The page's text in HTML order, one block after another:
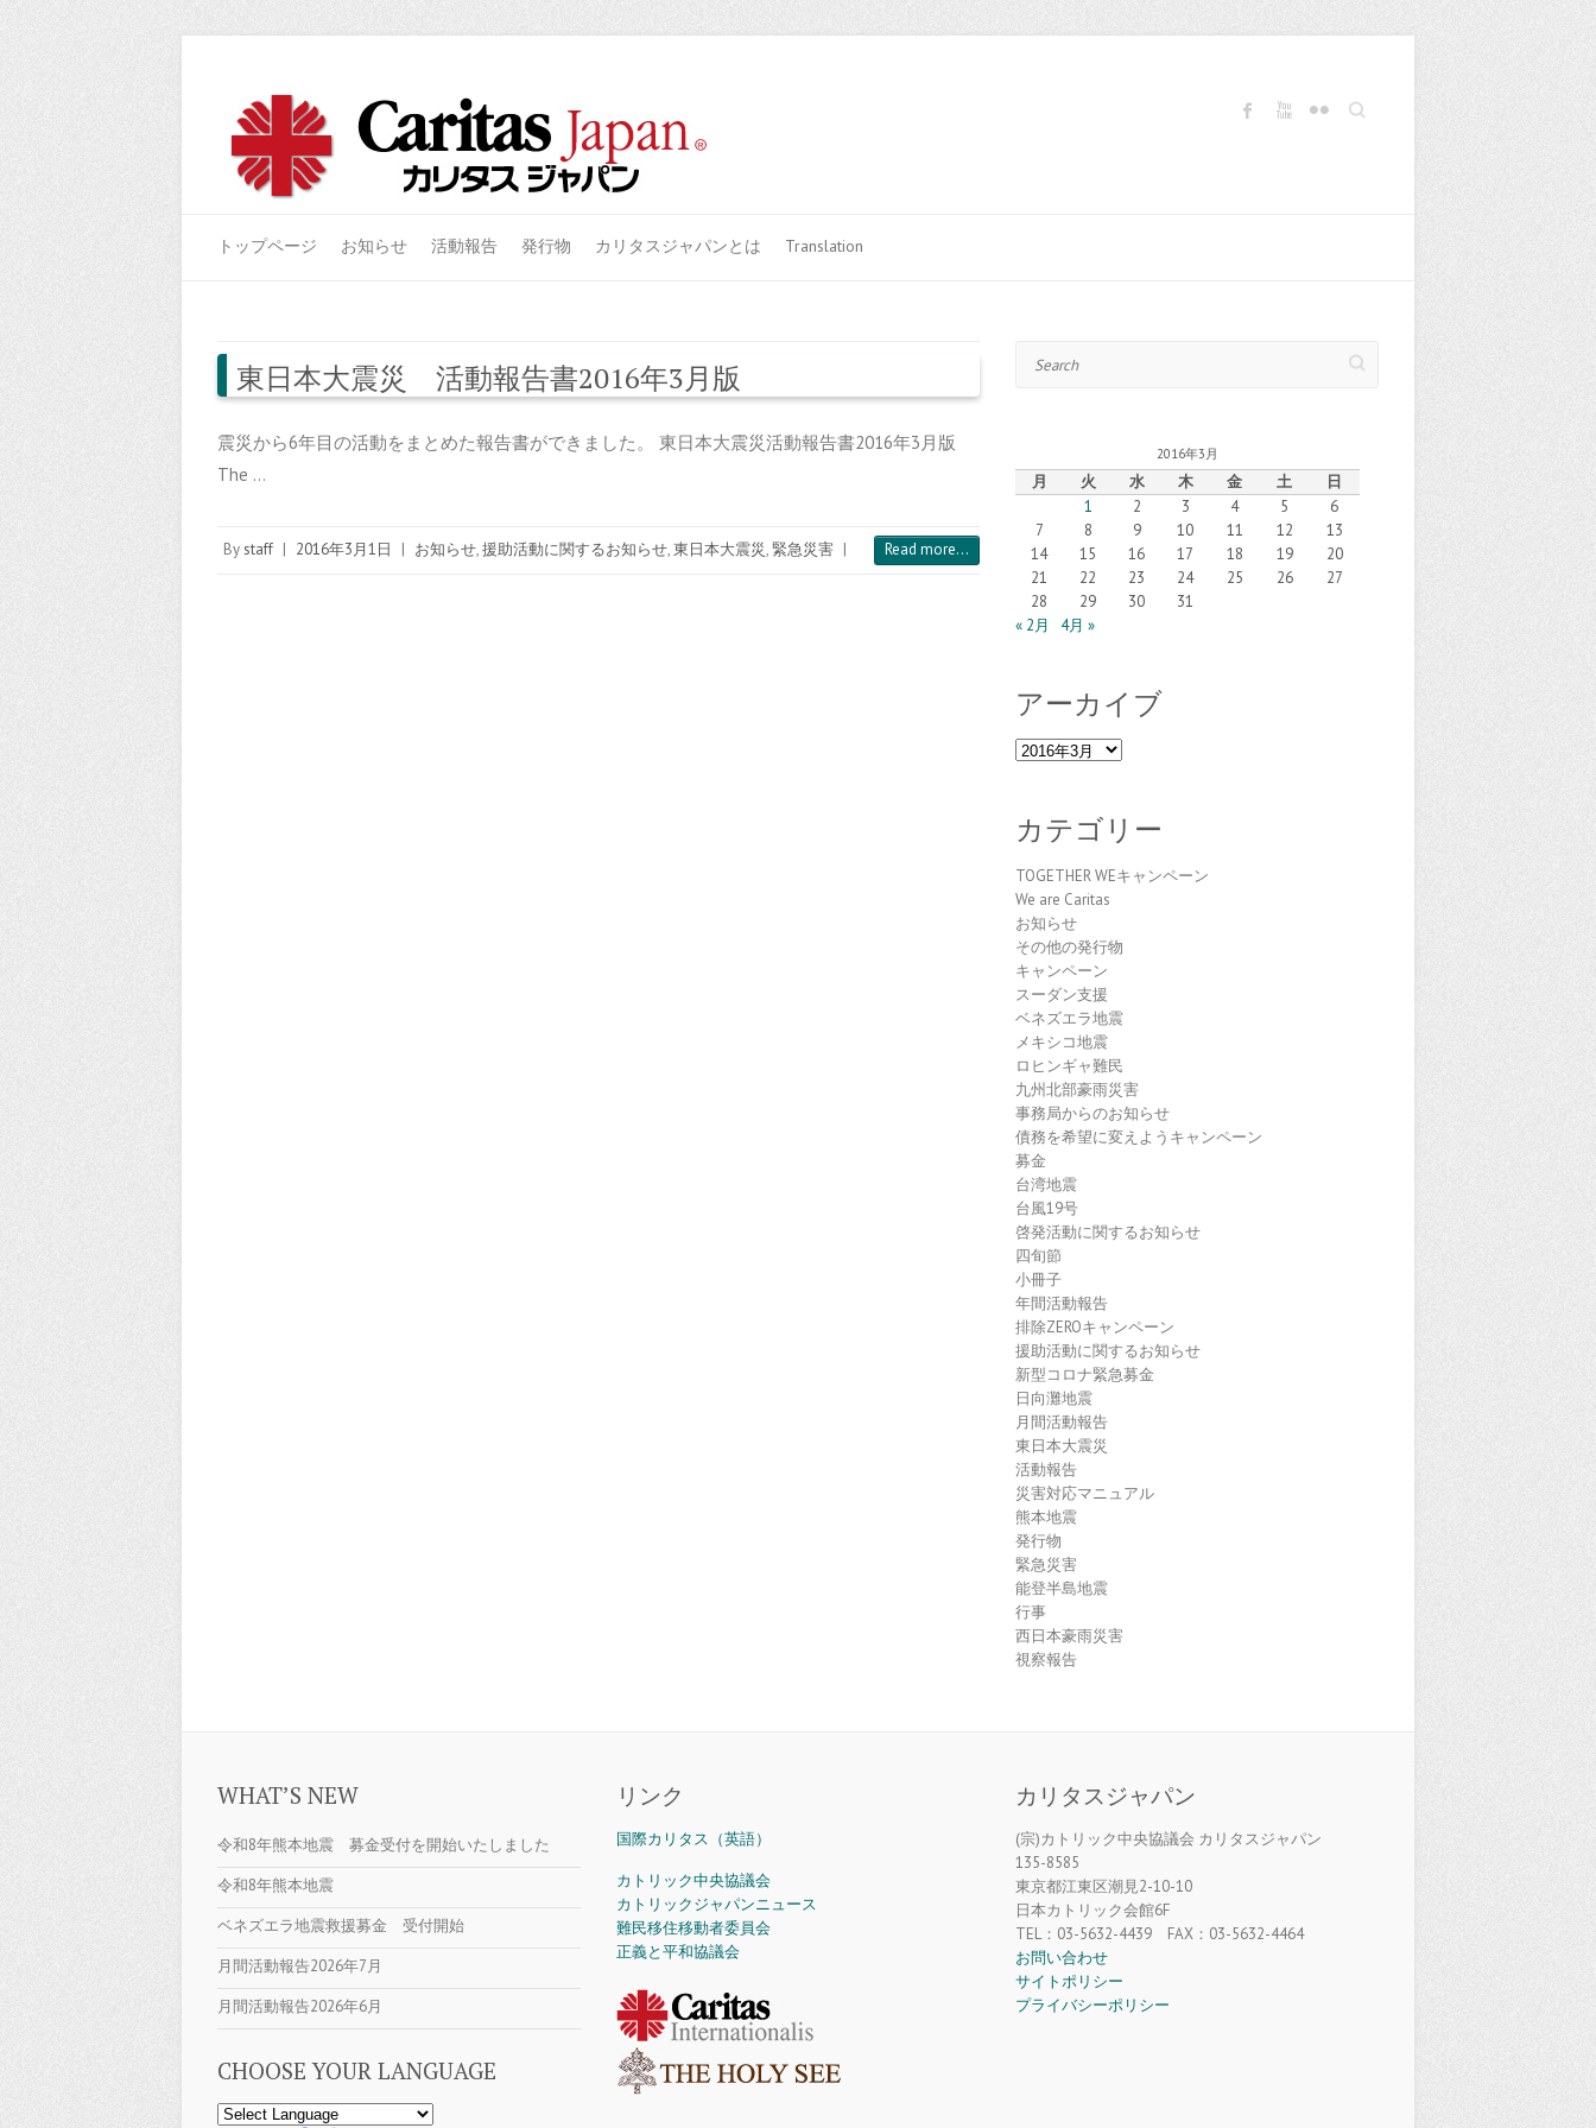
Search
トップページ お知らせ 活動報告 発行物 カリタスジャパンとは Translation
東日本大震災 活動報告書2016年3月版
震災から6年目の活動をまとめた報告書ができました。 東日本大震災活動報告書2016年3月版
The …
Bystaff | 2016年3月1日 | お知らせ,援助活動に関するお知らせ,東日本大震災,緊急災害 | Read more...
2016年3月
月 火 水 木 金 土
日
1
2 3 4 5
6
7
8 9 10 11 12
13
14
15 16 17 18 19
20
21
22 23 24 25 26
27
28
29 30
31
« 2月
4月 »
アーカイブ
ア
イ
ブ
カテゴリー
TOGETHER WEキャンペーン
We are Caritas
お知らせ
その他の発行物
キャンペーン
スーダン支援
ベネズエラ地震
メキシコ地震
ロヒンギャ難民
九州北部豪雨災害
事務局からのお知らせ
債務を希望に変えようキャンペーン
募金
台湾地震
台風19号
啓発活動に関するお知らせ
四旬節
小冊子
年間活動報告
排除ZEROキャンペーン
援助活動に関するお知らせ
新型コロナ緊急募金
日向灘地震
月間活動報告
東日本大震災
活動報告
災害対応マニュアル
熊本地震
発行物
緊急災害
能登半島地震
行事
西日本豪雨災害
視察報告
WHAT’S NEW
令和8年熊本地震 募金受付を開始いたしました
令和8年熊本地震
ベネズエラ地震救援募金 受付開始
月間活動報告2026年7月
月間活動報告2026年6月
CHOOSE YOUR LANGUAGE
リンク
国際カリタス（英語）
カトリック中央協議会
カトリックジャパンニュース
難民移住移動者委員会
正義と平和協議会
カリタスジャパン
(宗)カトリック中央協議会 カリタスジャパン
135-8585
東京都江東区潮見2-10-10
日本カトリック会館6F
TEL：03-5632-4439 FAX：03-5632-4464
お問い合わせ
サイトポリシー
プライバシーポリシー